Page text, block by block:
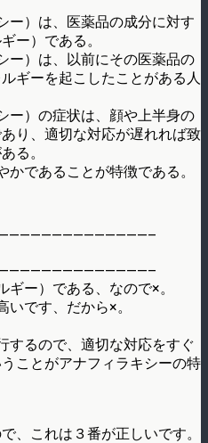
）は、医薬品の成分に対す
ー）である。
）は、以前にその医薬品の
ギーを起こしたことがある人
）の症状は、顔や上半身の
り、適切な対応が遅れれば致
る。
であることが特徴である。
ー）である、なので×。
です、だから×。
るので、適切な対応をすぐ
ことがアナフィラキシーの特
、これは３番が正しいです。